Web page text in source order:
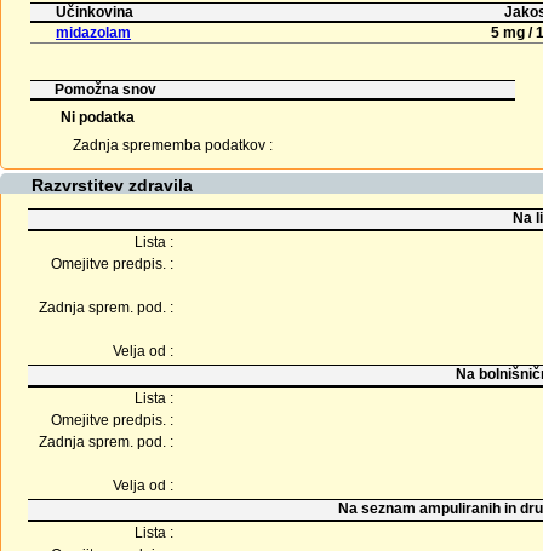
Učinkovina
midazolam
5 mg /
Pomožna snov
Ni podatka
Zadnja sprememba podatkov :
Razvrstitev zdravila
Na
Lista :
Omejitve predpis. :
Zadnja sprem. pod. :
Velja od :
Na
Lista :
Omejitve predpis. :
Zadnja sprem. pod. :
Velja od :
Na seznam ampuliranih in
Lista :